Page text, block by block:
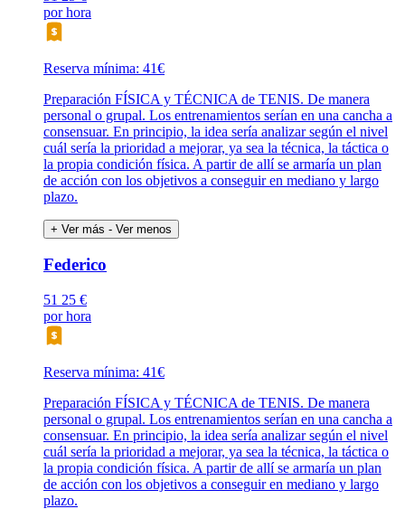
por hora
Reserva mínima: 41€
Preparación FÍSICA y TÉCNICA de TENIS. De manera
personal o grupal. Los entrenamientos serían en una cancha a
consensuar. En principio, la idea sería analizar según el nivel
cuál sería la prioridad a mejorar, ya sea la técnica, la táctica o
la propia condición física. A partir de allí se armaría un plan
de acción con los objetivos a conseguir en mediano y largo
plazo.
+ Ver más - Ver menos
Federico
51 25 €
por hora
Reserva mínima: 41€
Preparación FÍSICA y TÉCNICA de TENIS. De manera
personal o grupal. Los entrenamientos serían en una cancha a
consensuar. En principio, la idea sería analizar según el nivel
cuál sería la prioridad a mejorar, ya sea la técnica, la táctica o
la propia condición física. A partir de allí se armaría un plan
de acción con los objetivos a conseguir en mediano y largo
plazo.